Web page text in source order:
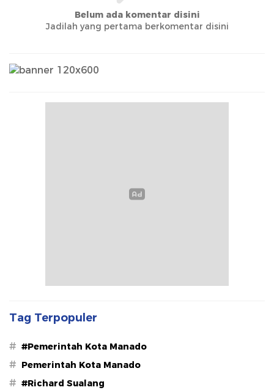
Belum ada komentar disini
Jadilah yang pertama berkomentar disini
Tag Terpopuler
# #Pemerintah Kota Manado
# Pemerintah Kota Manado
# #Richard Sualang